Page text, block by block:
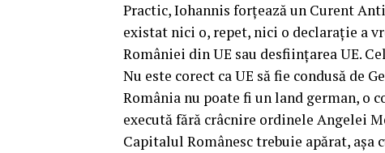
Practic, Iohannis forțează un Curent
existat nici o, repet, nici o declarație a
României din UE sau desființarea UE.
Nu este corect ca UE să fie condusă de
România nu poate fi un land german, o
execută fără crâcnire ordinele Angelei
Capitalul Românesc trebuie apărat, așa